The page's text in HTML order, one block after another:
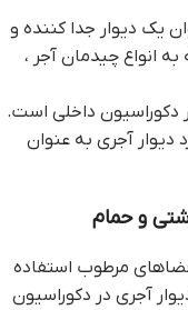
یک دیوار جدا کننده و
انواع چیدمان آجر ،
دکوراسیون داخلی است.
دیوار آجری به عنوان
و حمام
مرطوب استفاده
آجری در دکوراسیون